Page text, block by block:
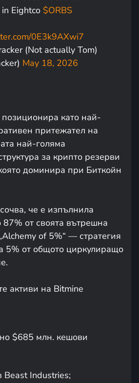
Eightco $ORBS
0E3k9AXwi7
(Not actually Tom)
May 18, 2026
като най-
притежател на
най-голяма
за крипто резерви
доминира при Биткойн
че е изпълнила
от своята вътрешна
of 5%“ — стратегия
5% от общото циркулиращо
активи на Bitmine
$685 млн. кешови
Beast Industries;